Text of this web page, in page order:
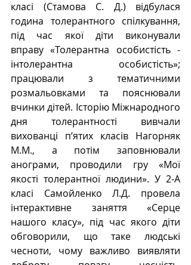
класі (Стамова С. Д.) відбулася
година толерантного спілкування,
під час якої діти виконували
вправу «Толерантна особистість -
інтолерантна особистість»;
працювали з тематичними
розмальовками та пояснювали
вчинки дітей. Історію Міжнародного
дня толерантності вивчали
вихованці п’ятих класів Нагорняк
М.М., а потім заповнювали
анограми, проводили гру «Мої
якості толерантної людини». У 2-А
класі Самойленко Л.Д. провела
інтерактивне заняття «Серце
нашого класу», під час якого діти
обговорили, що таке людські
чесноти, чому важливо виявляти